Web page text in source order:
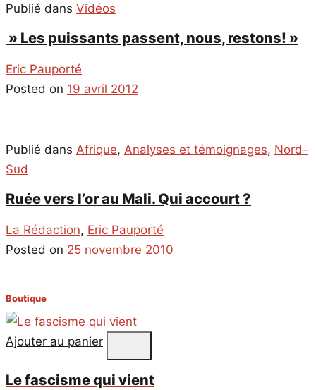
Publié dans Vidéos
» Les puissants passent, nous, restons! »
Eric Pauporté
Posted on 19 avril 2012
Publié dans Afrique, Analyses et témoignages, Nord-
Sud
Ruée vers l’or au Mali. Qui accourt ?
La Rédaction, Eric Pauporté
Posted on 25 novembre 2010
Boutique
Ajouter au panier
Le fascisme qui vient